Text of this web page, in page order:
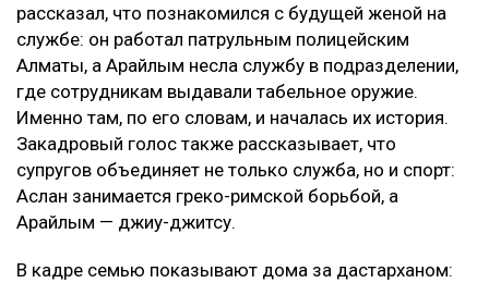
рассказал, что познакомился с будущей женой на
службе: он работал патрульным полицейским
Алматы, а Арайлым несла службу в подразделении,
где сотрудникам выдавали табельное оружие.
Именно там, по его словам, и началась их история.
Закадровый голос также рассказывает, что
супругов объединяет не только служба, но и спорт:
Аслан занимается греко-римской борьбой, а
Арайлым — джиу-джитсу.
В кадре семью показывают дома за дастарханом: